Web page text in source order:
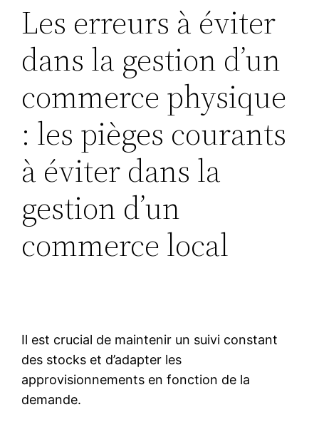
Les erreurs à éviter
dans la gestion d’un
commerce physique
: les pièges courants
à éviter dans la
gestion d’un
commerce local
Il est crucial de maintenir un suivi constant
des stocks et d’adapter les
approvisionnements en fonction de la
demande.